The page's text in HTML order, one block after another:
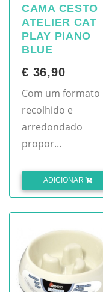
CAMA CESTO
ATELIER CAT
PLAY PIANO
BLUE
€ 36,90
Com um formato
recolhido e
arredondado
propor...
ADICIONAR